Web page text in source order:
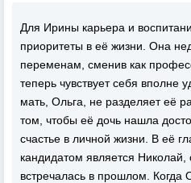
Для Ирины карьера и
приоритеты в её жизни. Она
переменам, сменив как
теперь чувствует себя вполне
мать, Ольга, не разделяет её
том, чтобы её дочь нашла
счастье в личной жизни. В её
кандидатом является
встречалась в прошлом. Когда